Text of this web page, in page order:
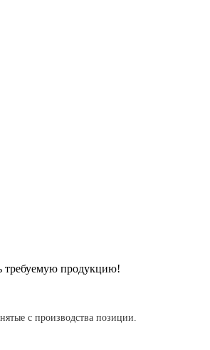
требуемую продукцию!
с производства позиции.